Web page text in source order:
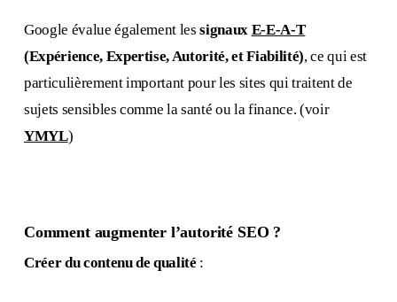
Google évalue également lessignaux E-E-A-T
(Expérience, Expertise, Autorité, et Fiabilité), ce qui est
particulièrement important pour les sites qui traitent de
sujets sensibles comme la santé ou la finance. (voir
YMYL)
Comment augmenter l’autorité SEO ?
Créer du contenu de qualité :